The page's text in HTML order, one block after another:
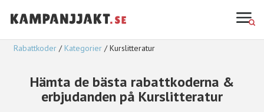
Rabattkoder Kategorier Kurslitteratur
Hämta de bästa rabattkoderna &
erbjudanden på Kurslitteratur